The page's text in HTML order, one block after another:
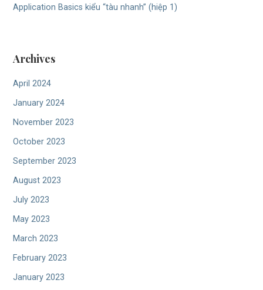
Application Basics kiểu “tàu nhanh” (hiệp 1)
Archives
April 2024
January 2024
November 2023
October 2023
September 2023
August 2023
July 2023
May 2023
March 2023
February 2023
January 2023